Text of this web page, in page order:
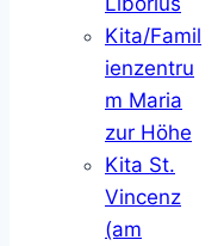
Kita/Famil
ienzentru
m Maria
zur Höhe
Kita St.
Vincenz
(am